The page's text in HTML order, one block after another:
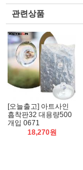
관련상품
[오늘출고] 아트사인
흡착판32 대용량500
개입 0671
18,270원